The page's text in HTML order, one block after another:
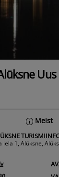
Uus
Meist
iela 1, Alūksne,